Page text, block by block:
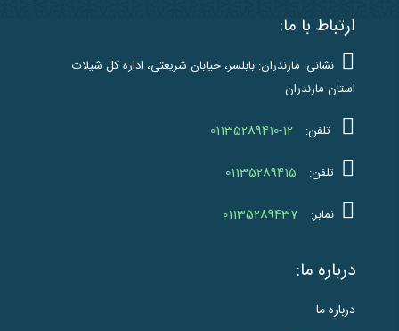
ارتباط با ما:
نشانی: مازندران: بابلسر، خیابان شریعتی، اداره کل شیلات
استان مازندران
تلفن: 01135289410-12
تلفن: 01135289415
نمابر: 01135289437
درباره ما:
درباره ما